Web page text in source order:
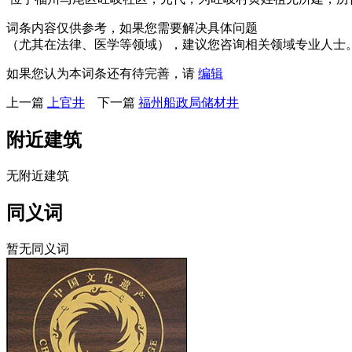
词条内容仅供参考，如果您需要解决具体问题
（尤其在法律、医学等领域），建议您咨询相关领域专业人士
如果您认为本词条还有待完善，请 编辑
上一篇 上官井 下一篇 福州船政局储材井
附近建筑
无附近建筑
同义词
暂无同义词